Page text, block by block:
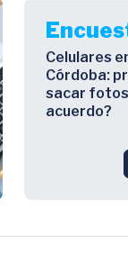
Celulares
Córdoba:
sacar
acuerdo?